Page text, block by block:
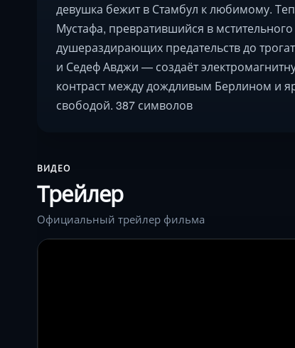
девушка бежит в Стамбул к любимому.
Мустафа, превратившийся в
душераздирающих предательств до
и Седеф Авджи — создаёт
контраст между дождливым Берлином и
свободой. 387 символов
ВИДЕО
Трейлер
Официальный трейлер фильма